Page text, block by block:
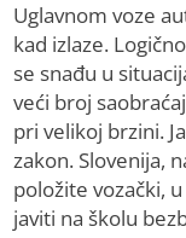
Uglavnom voze
kad izlaze.
se snađu u
veći broj
pri velikoj brzini.
zakon. Slovenija,
položite vozački,
javiti na školu